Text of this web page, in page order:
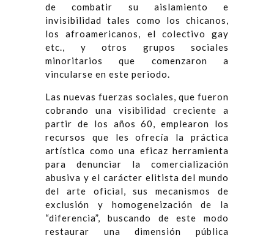
de combatir su aislamiento e
invisibilidad tales como los chicanos,
los afroamericanos, el colectivo gay
etc., y otros grupos sociales
minoritarios que comenzaron a
vincularse en este periodo.
Las nuevas fuerzas sociales, que fueron
cobrando una visibilidad creciente a
partir de los años 60, emplearon los
recursos que les ofrecía la práctica
artística como una eficaz herramienta
para denunciar la comercialización
abusiva y el carácter elitista del mundo
del arte oficial, sus mecanismos de
exclusión y homogeneización de la
“diferencia”, buscando de este modo
restaurar una dimensión pública